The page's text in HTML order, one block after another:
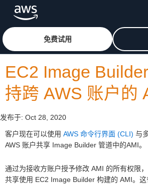
跳至主要内容
免费试用
EC2 Image
持跨 AWS 账户的
发布于: Oct 28, 2020
客户现在可以使用 AWS 命令行界面 (CLI) 与
AWS 账户共享 Image Builder 管道中的AMI。
通过为接收方账户授予修改 AMI 的所有权限
共享使用 EC2 Image Builder 构建的 AMI。